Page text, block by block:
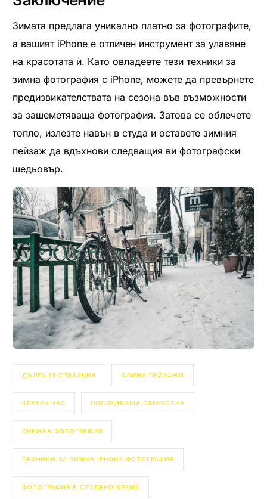
Зимата предлага уникално платно за фотографите,
а вашият iPhone е отличен инструмент за улавяне
на красотата ѝ. Като овладеете тези техники за
зимна фотография с iPhone, можете да превърнете
предизвикателствата на сезона във възможности
за зашеметяваща фотография. Затова се облечете
топло, излезте навън в студа и оставете зимния
пейзаж да вдъхнови следващия ви фотографски
шедьовър.
ДЪЛГА ЕКСПОЗИЦИЯ ЗИМНИ ПЕЙЗАЖИ
ЗЛАТЕН ЧАС ПОСЛЕДВАЩА ОБРАБОТКА
СНЕЖНА ФОТОГРАФИЯ
ТЕХНИКИ ЗА ЗИМНА IPHONE ФОТОГРАФИЯ
ФОТОГРАФИЯ В СТУДЕНО ВРЕМЕ